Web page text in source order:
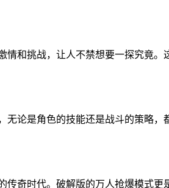
和挑战，让人不禁想要一探究竟。
论是角色的技能还是战斗的策略，
奇时代。破解版的万人抢爆模式更